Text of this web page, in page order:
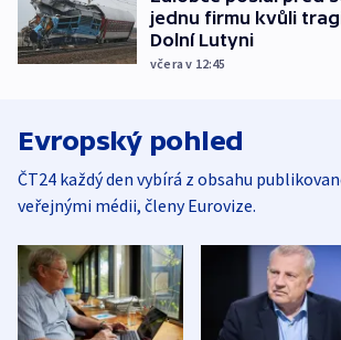
jednu firmu kvůli
Dolní Lutyni
včera v 12:45
Evropský pohled
ČT24 každý den vybírá z obsahu
veřejnými médii, členy Eurovize.